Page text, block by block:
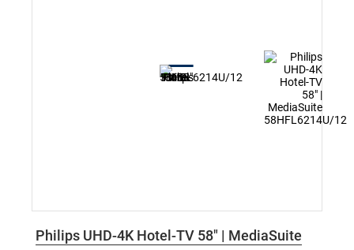
Philips UHD-4K Hotel-TV 58" | MediaSuite